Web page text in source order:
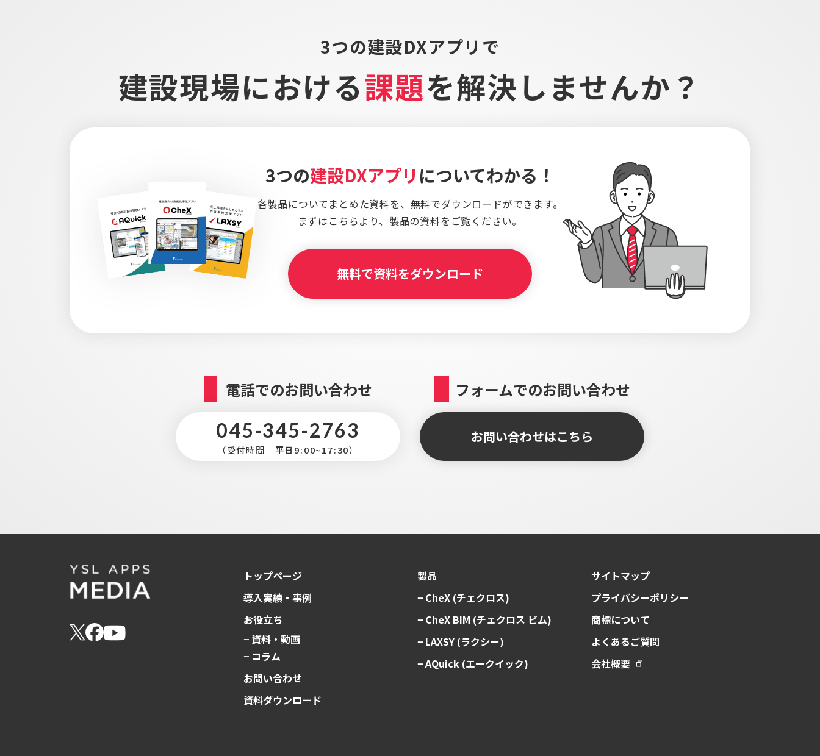
3つの建設DXアプリで
建設現場における課題を解決しませんか？
3つの建設DXアプリ についてわかる！
各製品についてまとめた資料を、 無料でダウンロードができます。
まずはこちらより、 製品の資料をご覧ください。
無料で資料をダウンロード
電話でのお問い合わせ
045-345-2763
（受付時間 平日9:00~17:30）
フォームでのお問い合わせ
お問い合わせはこちら
トップページ
導入実績・事例
お役立ち
− 資料・動画
− コラム
お問い合わせ
資料ダウンロード
製品
− CheX (チェクロス)
− CheX BIM (チェクロス ビム)
− LAXSY (ラクシー)
− AQuick (エークイック)
サイトマップ
プライバシーポリシー
商標について
よくあるご質問
会社概要